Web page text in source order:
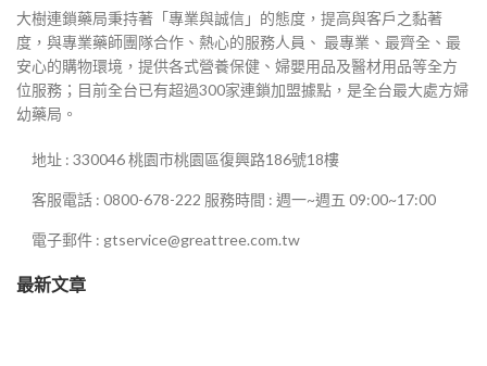
大樹連鎖藥局秉持著「專業與誠信」的態度，提高與客戶之黏著
度，與專業藥師團隊合作、熱心的服務人員、 最專業、最齊全、最
安心的購物環境，提供各式營養保健、婦嬰用品及醫材用品等全方
位服務；目前全台已有超過300家連鎖加盟據點，是全台最大處方婦
幼藥局。
地址 : 330046 桃園市桃園區復興路186號18樓
客服電話 : 0800-678-222 服務時間 : 週一~週五 09:00~17:00
電子郵件 : gtservice@greattree.com.tw
最新文章